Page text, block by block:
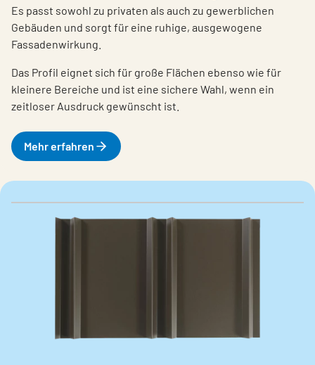
Es passt sowohl zu privaten als auch zu gewerblichen
Gebäuden und sorgt für eine ruhige, ausgewogene
Fassadenwirkung.
Das Profil eignet sich für große Flächen ebenso wie für
kleinere Bereiche und ist eine sichere Wahl, wenn ein
zeitloser Ausdruck gewünscht ist.
Mehr erfahren